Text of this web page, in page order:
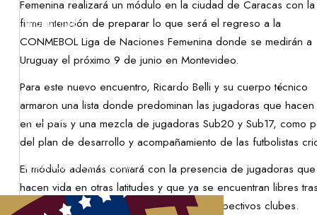
NORMATIVAS
DENUNCIAS
PROTECCIÓN DE LA INFANCIA
Femenina realizará un módulo en la ciudad de Caracas con la
firme intención de preparar lo que será el regreso a la
CONMEBOL Liga de Naciones Femenina donde se medirán a
Uruguay el próximo 9 de junio en Montevideo.
Para este nuevo encuentro, Ricardo Belli y su cuerpo técnico
armaron una lista donde predominan las jugadoras que
en el país y una mezcla de jugadoras Sub20 y Sub17, como
del plan de desarrollo y acompañamiento de las futbolistas
El módulo además contará con la presencia de jugadoras que
hacen vida en otras latitudes y que ya se encuentran libres
finalización de las temporadas con sus respectivos clubes.